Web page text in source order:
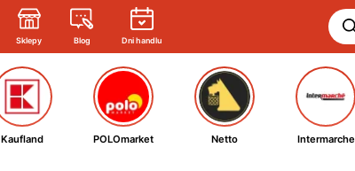
Sklepy Blog Dni handlu
Kaufland POLOmarket Netto Intermarche